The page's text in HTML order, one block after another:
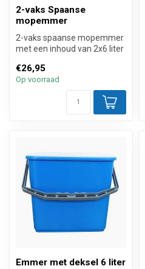
2-vaks Spaanse
mopemmer
2-vaks spaanse mopemmer
met een inhoud van 2x6 liter
...
€26,95
Op voorraad
Emmer met deksel 6 liter